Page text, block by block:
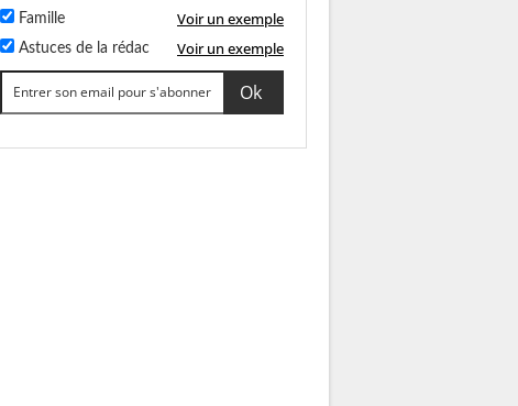
Famille Voir un exemple
Astuces de la rédac Voir un exemple